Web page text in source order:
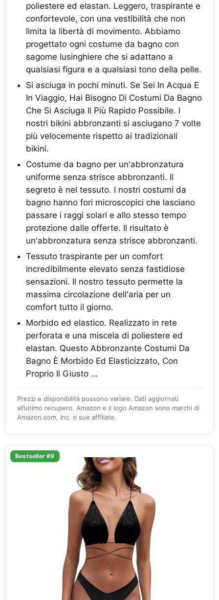
poliestere ed elastan. Leggero, traspirante e
confortevole, con una vestibilità che non
limita la libertà di movimento. Abbiamo
progettato ogni costume da bagno con
sagome lusinghiere che si adattano a
qualsiasi figura e a qualsiasi tono della pelle.
Si asciuga in pochi minuti. Se Sei In Acqua E
In Viaggio, Hai Bisogno Di Costumi Da Bagno
Che Si Asciuga Il Più Rapido Possibile. I
nostri bikini abbronzanti si asciugano 7 volte
più velocemente rispetto ai tradizionali
bikini.
Costume da bagno per un'abbronzatura
uniforme senza strisce abbronzanti. Il
segreto è nel tessuto. I nostri costumi da
bagno hanno fori microscopici che lasciano
passare i raggi solari e allo stesso tempo
protezione dalle offerte. Il risultato è
un'abbronzatura senza strisce abbronzanti.
Tessuto traspirante per un comfort
incredibilmente elevato senza fastidiose
sensazioni. Il nostro tessuto permette la
massima circolazione dell'aria per un
comfort tutto il giorno.
Morbido ed elastico. Realizzato in rete
perforata e una miscela di poliestere ed
elastan. Questo Abbronzante Costumi Da
Bagno È Morbido Ed Elasticizzato, Con
Proprio Il Giusto …
Prezzi e disponibilità possono variare. Dati aggiornati
all’ultimo recupero. Amazon e il logo Amazon sono marchi di
Amazon.com, Inc. o sue affiliate.
Bestseller #9